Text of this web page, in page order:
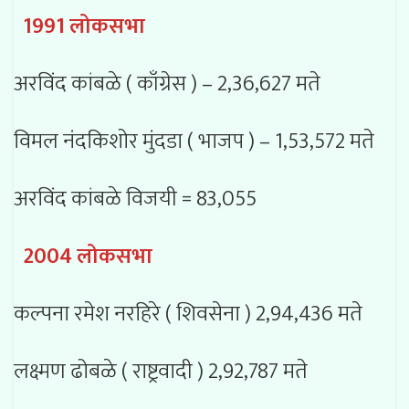
1991 लोकसभा
अरविंद कांबळे ( काँग्रेस ) – 2,36,627 मते
विमल नंदकिशोर मुंदडा ( भाजप ) – 1,53,572 मते
अरविंद कांबळे विजयी = 83,055
2004 लोकसभा
कल्पना रमेश नरहिरे ( शिवसेना ) 2,94,436 मते
लक्ष्मण ढोबळे ( राष्ट्रवादी ) 2,92,787 मते